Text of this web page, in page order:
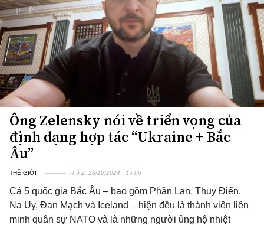
Ông Zelensky nói về triển vọng của
định dạng hợp tác “Ukraine + Bắc
Âu”
THẾ GIỚI Thứ 2, 28/10/2024 | 15:06
Cả 5 quốc gia Bắc Âu – bao gồm Phần Lan, Thụy Điển,
Na Uy, Đan Mạch và Iceland – hiện đều là thành viên liên
minh quân sự NATO và là những người ủng hộ nhiệt